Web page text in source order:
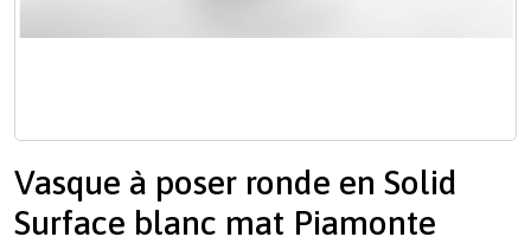
Vasque à poser ronde en Solid
Surface blanc mat Piamonte